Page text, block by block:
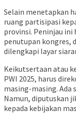
Selain menetapkan
ruang partisipasi
provinsi. Peninjau ini
penutupan kongres,
dilengkapi layar
Keikutsertaan atau
PWI 2025, harus
masing-masing. Ada
Namun, diputuskan
kepada kebijakan